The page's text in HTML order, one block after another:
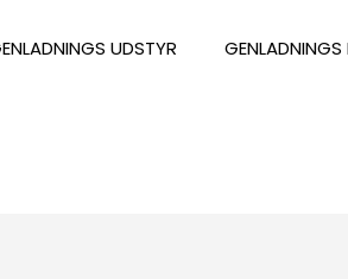
UDSTYR GENLADNINGS